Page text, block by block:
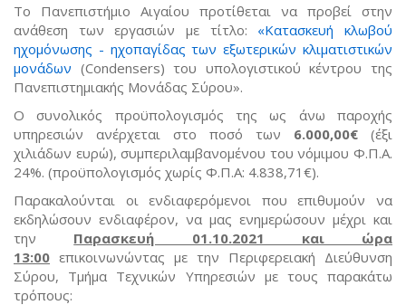
Το Πανεπιστήμιο Αιγαίου προτίθεται να προβεί στην
ανάθεση των εργασιών με τίτλο: «Κατασκευή κλωβού
ηχομόνωσης - ηχοπαγίδαςτων εξωτερικών κλιματιστικών
μονάδων (Condensers) του υπολογιστικού κέντρου της
Πανεπιστημιακής Μονάδας Σύρου».
Ο συνολικός προϋπολογισμός της ως άνω παροχής
υπηρεσιών ανέρχεται στο ποσό των 6.000,00€ (έξι
χιλιάδων ευρώ), συμπεριλαμβανομένου του νόμιμου Φ.Π.Α.
24%. (προϋπολογισμός χωρίς Φ.Π.Α: 4.838,71€).
Παρακαλούνται οι ενδιαφερόμενοι που επιθυμούν να
εκδηλώσουν ενδιαφέρον, να μας ενημερώσουν μέχρι και
την Παρασκευή 01.10.2021 και ώρα
13:00 επικοινωνώντας με την Περιφερειακή Διεύθυνση
Σύρου, Τμήμα Τεχνικών Υπηρεσιών με τους παρακάτω
τρόπους: